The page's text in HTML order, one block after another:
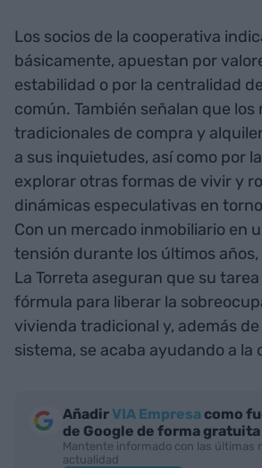
Los socios de la cooperativa
básicamente, apuestan por
estabilidad o por la centralidad
común. También señalan que los
tradicionales de compra y
a sus inquietudes, así como por
explorar otras formas de vivir y
dinámicas especulativas en
Con un mercado inmobiliario en
tensión durante los últimos
La Torreta aseguran que su
fórmula para liberar la
vivienda tradicional y, además
sistema, se acaba ayudando a la
AñadirVIA Empresa como
de Google de forma gratuita
Mantente informado con las últimas
actualidad